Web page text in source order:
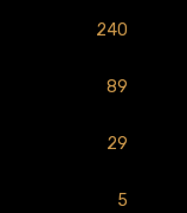
240
89
29
5